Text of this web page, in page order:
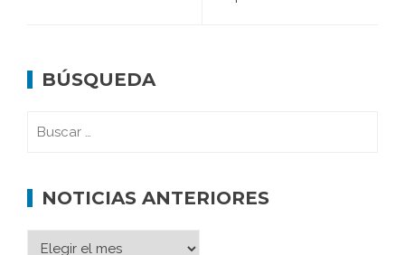
BÚSQUEDA
NOTICIAS ANTERIORES